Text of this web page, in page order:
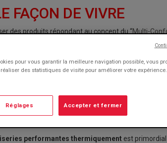
FAÇON DE VIVRE
des produits répondant au concept du “Multi-
sur l’environnement et améliorer le bien-être
énergétiques
agréable été comme hiver, tout en minimisant les
performantes thermiquement est
pour vous garantir la meilleure navigation possible, vous
des statistiques de visite pour améliorer votre
Accepter et fermer
Réglages